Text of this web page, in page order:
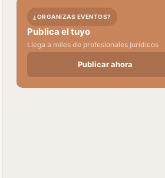
¿ORGANIZAS EVENTOS?
Publica el tuyo
Llega a miles de profesionales jurídicos
Publicar ahora